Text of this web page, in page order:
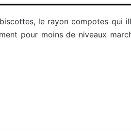
le rayon compotes qui
pour moins de niveaux